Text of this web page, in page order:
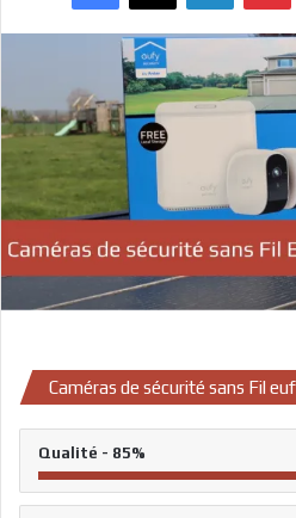
Caméras de sécurité sans Fil
Qualité - 85%